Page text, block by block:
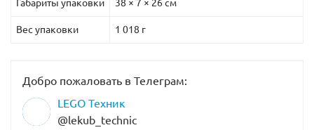
Габариты упаковки 38 × 7 × 26 см
Вес упаковки 1 018 г
Добро пожаловать в Телеграм:
LEGO Техник
@lekub_technic